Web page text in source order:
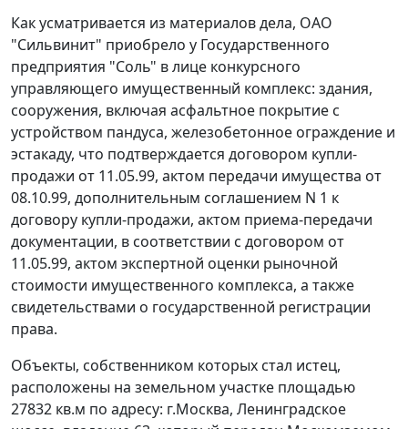
Как усматривается из материалов дела, ОАО
"Сильвинит" приобрело у Государственного
предприятия "Соль" в лице конкурсного
управляющего имущественный комплекс: здания,
сооружения, включая асфальтное покрытие с
устройством пандуса, железобетонное ограждение и
эстакаду, что подтверждается договором купли-
продажи от 11.05.99, актом передачи имущества от
08.10.99, дополнительным соглашением N 1 к
договору купли-продажи, актом приема-передачи
документации, в соответствии с договором от
11.05.99, актом экспертной оценки рыночной
стоимости имущественного комплекса, а также
свидетельствами о государственной регистрации
права.
Объекты, собственником которых стал истец,
расположены на земельном участке площадью
27832 кв.м по адресу: г.Москва, Ленинградское